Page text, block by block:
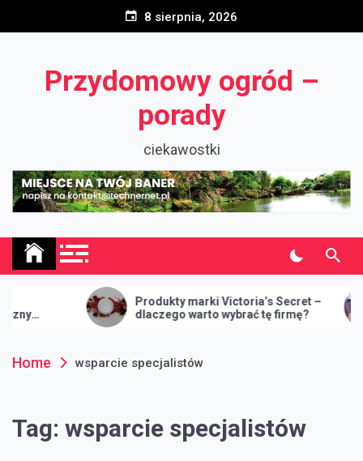
8 sierpnia, 2026
Przydomowy ogród –
porady
ciekawostki
Produkty marki Victoria’s Secret –
dlaczego warto wybrać tę firmę?
Home wsparcie specjalistów
Tag: wsparcie specjalistów